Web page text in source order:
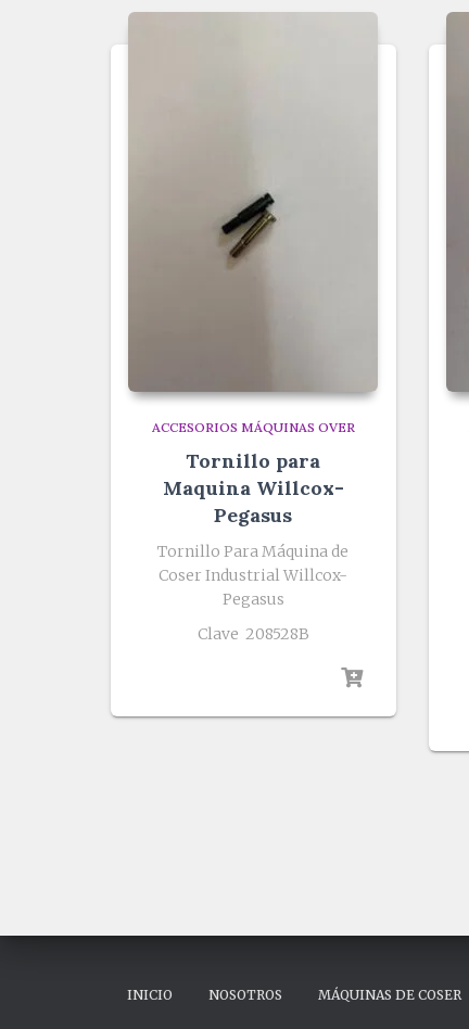
ACCESORIOS MÁQUINAS OVER
Tornillo para
Maquina Willcox-
Pegasus
Tornillo Para Máquina de
Coser Industrial Willcox-
Pegasus
Clave 208528B
INICIO NOSOTROS MÁQUINAS DE COSER